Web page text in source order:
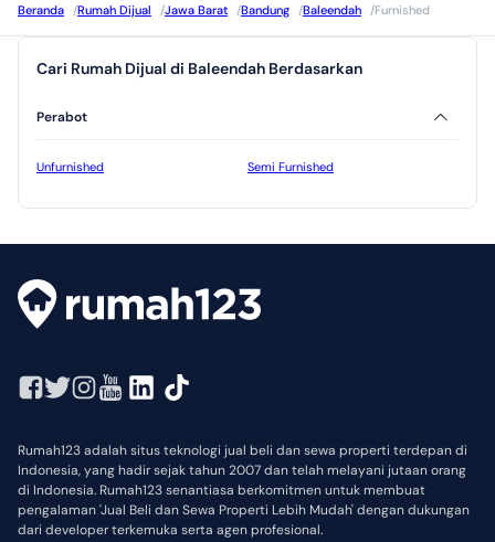
Beranda /Rumah Dijual /Jawa Barat /Bandung /Baleendah /Furnished
Cari Rumah Dijual di Baleendah Berdasarkan
Perabot
Unfurnished Semi Furnished
Rumah123 adalah situs teknologi jual beli dan sewa properti terdepan di
Indonesia, yang hadir sejak tahun 2007 dan telah melayani jutaan orang
di Indonesia. Rumah123 senantiasa berkomitmen untuk membuat
pengalaman 'Jual Beli dan Sewa Properti Lebih Mudah' dengan dukungan
dari developer terkemuka serta agen profesional.